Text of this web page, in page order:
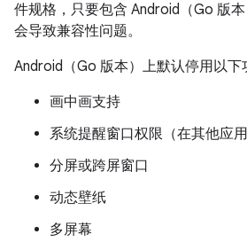
件规格，只要包含 Android（Go 版
会导致兼容性问题。
Android（Go 版本）上默认停用以下
画中画支持
系统提醒窗口权限（在其他应用
分屏或跨屏窗口
动态壁纸
多屏幕